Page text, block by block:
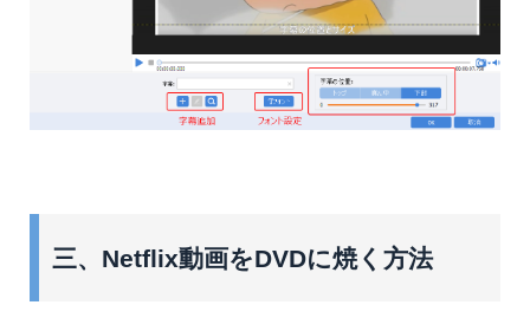
三、Netflix動画をDVDに焼く方法